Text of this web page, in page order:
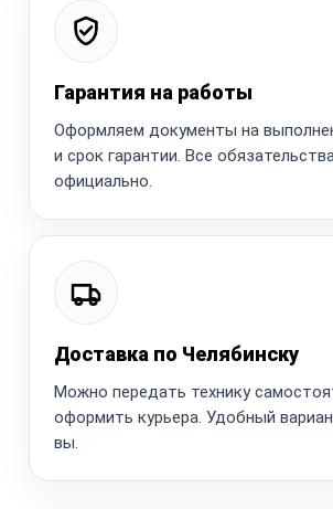
Гарантия на работы
Оформляем документы на
и срок гарантии. Все
официально.
Доставка по Челябинску
Можно передать технику
оформить курьера. Удобный
вы.